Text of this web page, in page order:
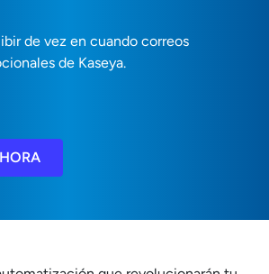
de vez en cuando correos
de Kaseya.